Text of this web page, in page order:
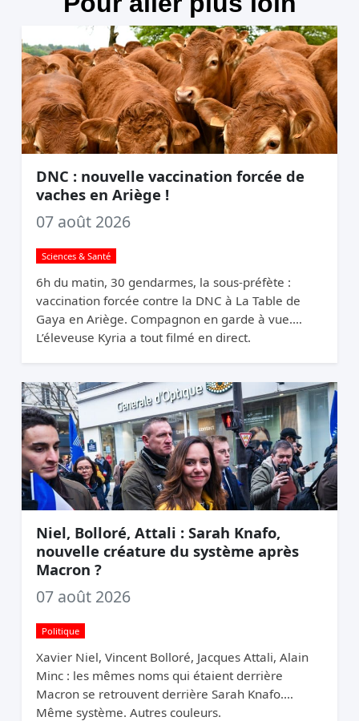
DNC : nouvelle vaccination forcée de
vaches en Ariège !
07 août 2026
Sciences & Santé
6h du matin, 30 gendarmes, la sous-préfète :
vaccination forcée contre la DNC à La Table de
Gaya en Ariège. Compagnon en garde à vue.
L’éleveuse Kyria a tout filmé en direct.
Niel, Bolloré, Attali : Sarah Knafo,
nouvelle créature du système après
Macron ?
07 août 2026
Politique
Xavier Niel, Vincent Bolloré, Jacques Attali, Alain
Minc : les mêmes noms qui étaient derrière
Macron se retrouvent derrière Sarah Knafo.
Même système. Autres couleurs.